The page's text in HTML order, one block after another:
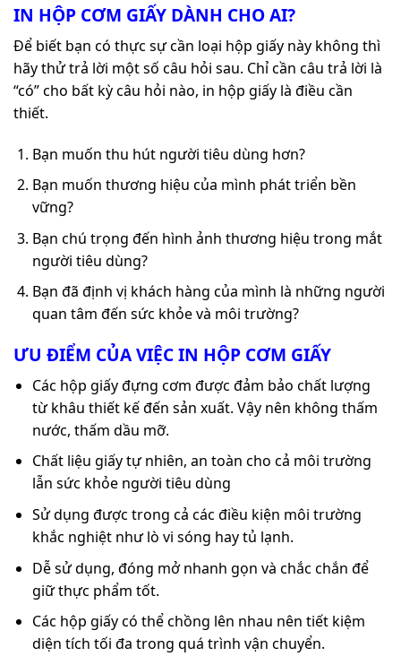
IN HỘP CƠM GIẤY DÀNH CHO AI?
Để biết bạn có thực sự cần loại hộp giấy này không thì
hãy thử trả lời một số câu hỏi sau. Chỉ cần câu trả lời là
“có” cho bất kỳ câu hỏi nào, in hộp giấy là điều cần
thiết.
Bạn muốn thu hút người tiêu dùng hơn?
Bạn muốn thương hiệu của mình phát triển bền
vững?
Bạn chú trọng đến hình ảnh thương hiệu trong mắt
người tiêu dùng?
Bạn đã định vị khách hàng của mình là những người
quan tâm đến sức khỏe và môi trường?
ƯU ĐIỂM CỦA VIỆC IN HỘP CƠM GIẤY
Các hộp giấy đựng cơm được đảm bảo chất lượng
từ khâu thiết kế đến sản xuất. Vậy nên không thấm
nước, thấm dầu mỡ.
Chất liệu giấy tự nhiên, an toàn cho cả môi trường
lẫn sức khỏe người tiêu dùng
Sử dụng được trong cả các điều kiện môi trường
khắc nghiệt như lò vi sóng hay tủ lạnh.
Dễ sử dụng, đóng mở nhanh gọn và chắc chắn để
giữ thực phẩm tốt.
Các hộp giấy có thể chồng lên nhau nên tiết kiệm
diện tích tối đa trong quá trình vận chuyển.